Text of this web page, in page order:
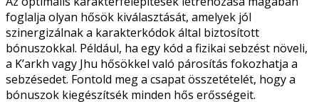
foglalja olyan hősök kiválasztását, amelyek jól
szinergizálnak a karakterkódok által biztosított
bónuszokkal. Például, ha egy kód a fizikai sebzést növeli,
a K’arkh vagy Jhu hősökkel való párosítás fokozhatja a
sebzésedet. Fontold meg a csapat összetételét, hogy a
bónuszok kiegészítsék minden hős erősségeit.